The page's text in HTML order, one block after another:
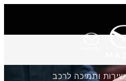
ותמיכה לרכב